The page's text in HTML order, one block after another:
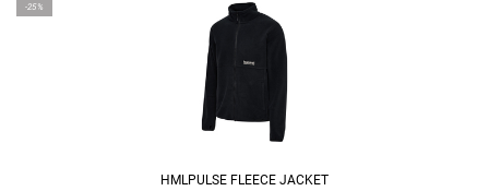
-25%
HMLPULSE FLEECE JACKET